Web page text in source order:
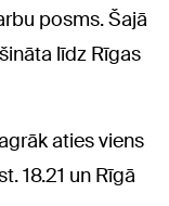
posms. Šajā
līdz Rīgas
aties viens
18.21 un Rīgā